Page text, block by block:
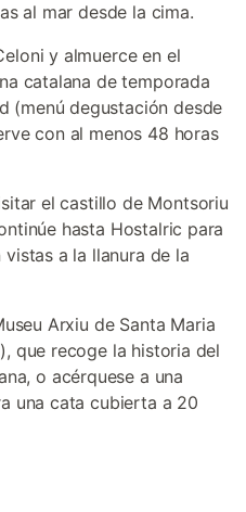
al mar desde la cima.
y almuerce en el
catalana de temporada
(menú degustación desde
con al menos 48 horas
el castillo de Montsoriu
hasta Hostalric para
a la llanura de la
Arxiu de Santa Maria
que recoge la historia del
o acérquese a una
una cata cubierta a 20